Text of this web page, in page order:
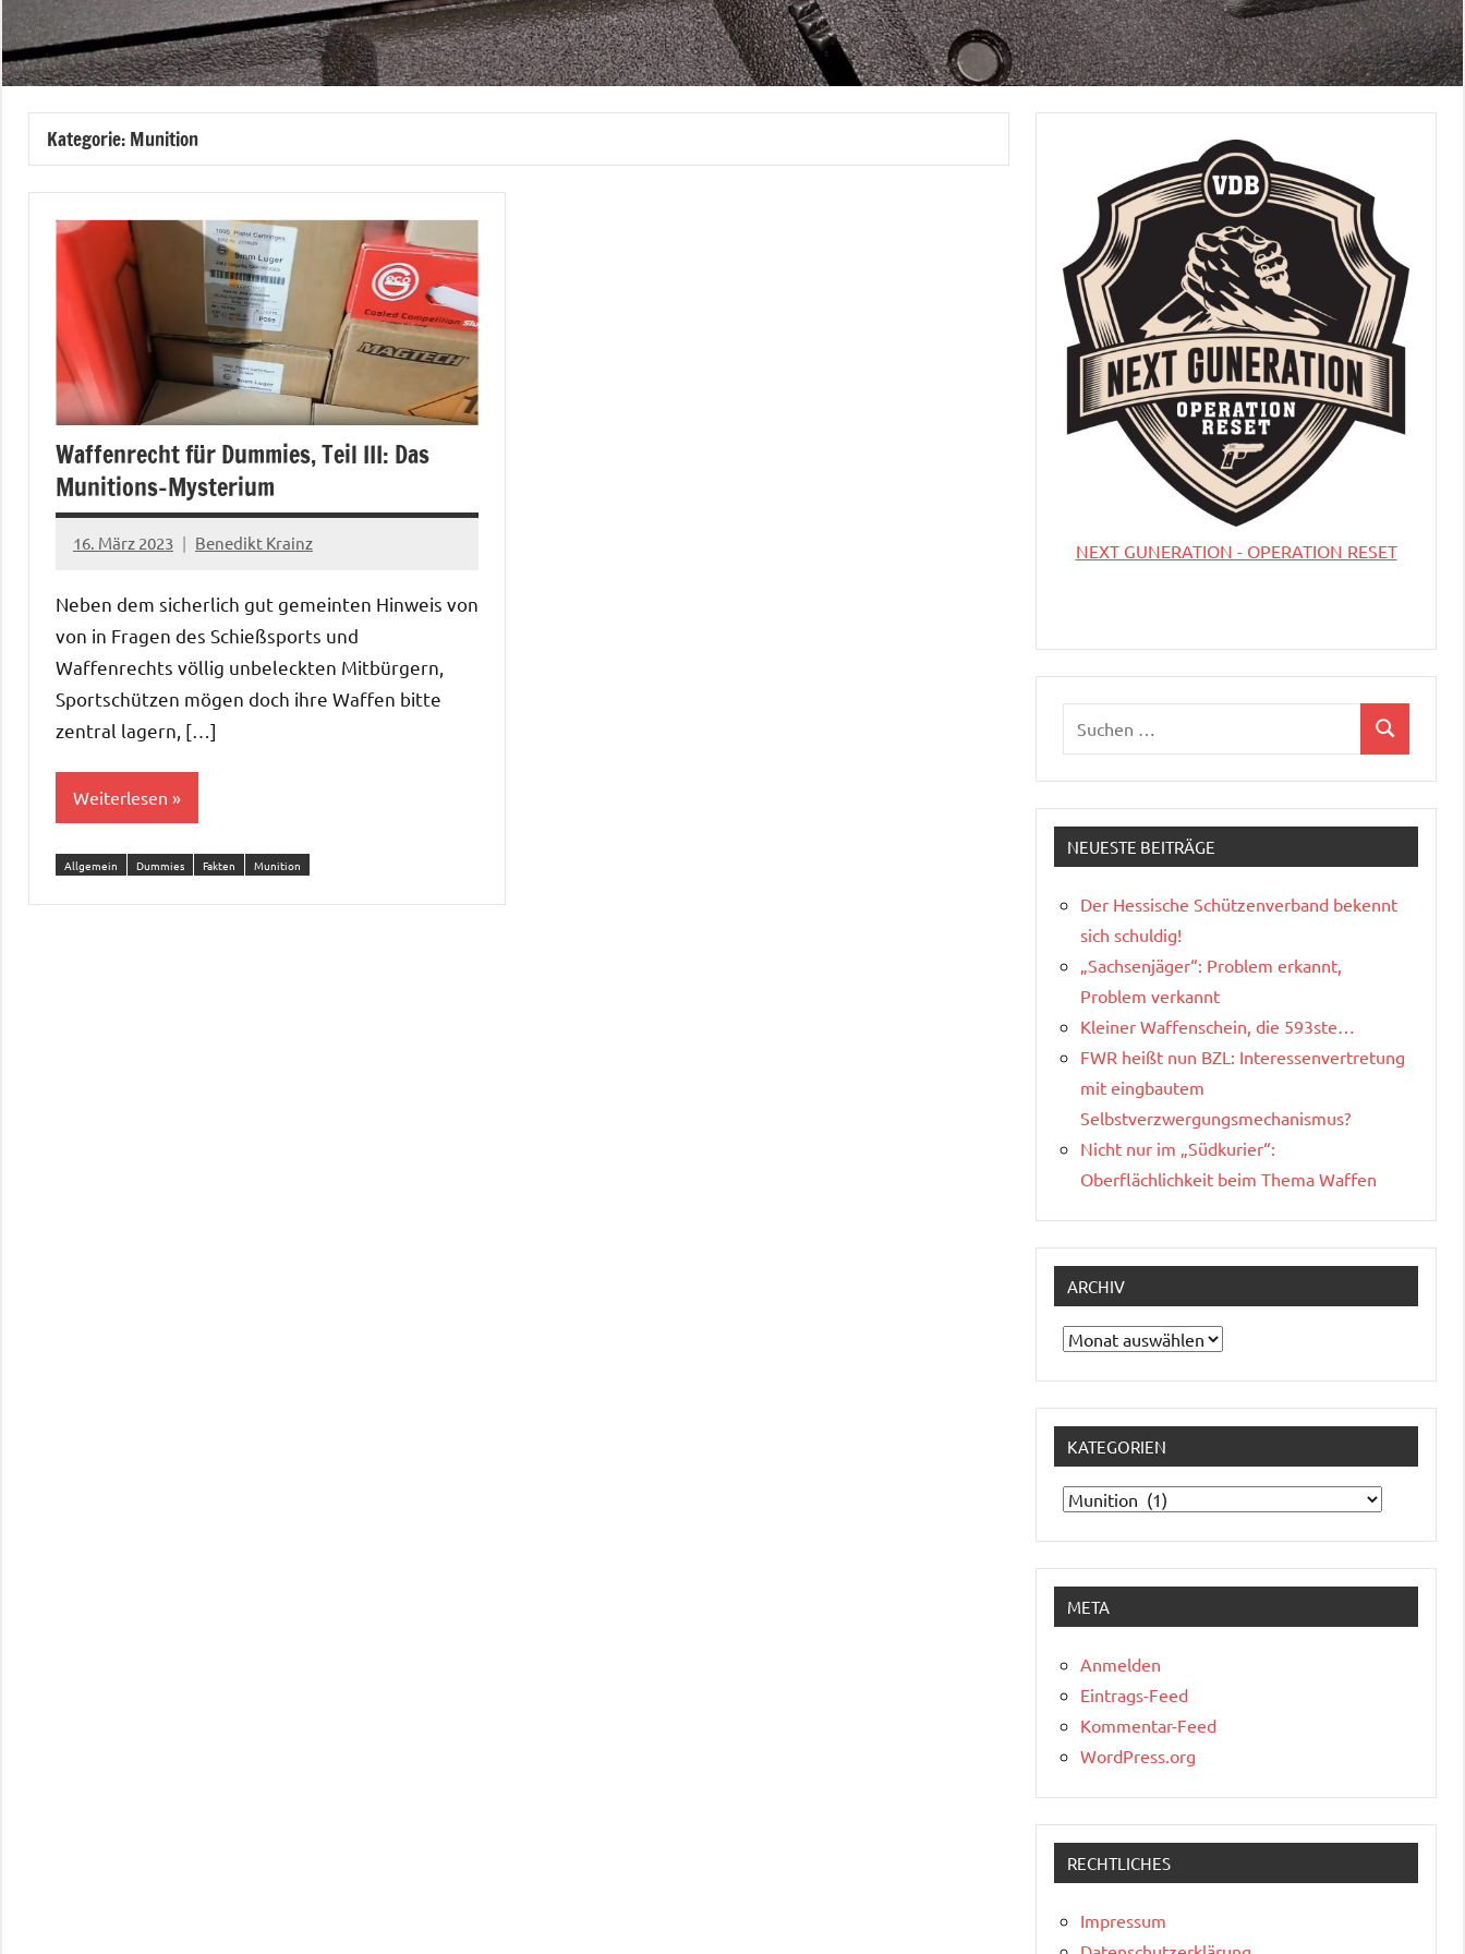
Kategorie: Munition
Waffenrecht für Dummies, Teil III: Das
Munitions-Mysterium
16. März 2023 Benedikt Krainz
Neben dem sicherlich gut gemeinten Hinweis von
von in Fragen des Schießsports und
Waffenrechts völlig unbeleckten Mitbürgern,
Sportschützen mögen doch ihre Waffen bitte
zentral lagern, […]
Weiterlesen
Allgemein Dummies Fakten Munition
NEXT GUNERATION - OPERATION RESET
Suchen
nach:
Suchen
NEUESTE BEITRÄGE
Der Hessische Schützenverband bekennt
sich schuldig!
„Sachsenjäger“: Problem erkannt,
Problem verkannt
Kleiner Waffenschein, die 593ste…
FWR heißt nun BZL: Interessenvertretung
mit eingbautem
Selbstverzwergungsmechanismus?
Nicht nur im „Südkurier“:
Oberflächlichkeit beim Thema Waffen
ARCHIV
Archiv
KATEGORIEN
Kategorien
META
Anmelden
Eintrags-Feed
Kommentar-Feed
WordPress.org
RECHTLICHES
Impressum